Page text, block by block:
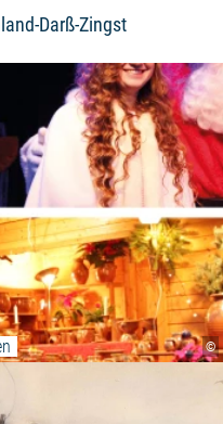
Darß-Zingst
©